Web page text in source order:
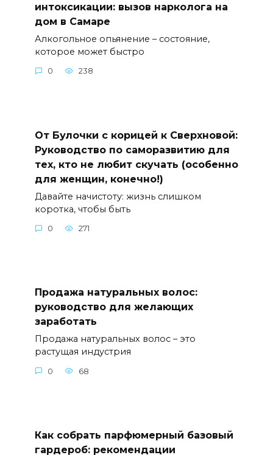
интоксикации: вызов нарколога на
дом в Самаре
Алкогольное опьянение – состояние,
которое может быстро
0 238
От Булочки с корицей к Сверхновой:
Руководство по саморазвитию для
тех, кто не любит скучать (особенно
для женщин, конечно!)
Давайте начистоту: жизнь слишком
коротка, чтобы быть
0 271
Продажа натуральных волос:
руководство для желающих
заработать
Продажа натуральных волос – это
растущая индустрия
0 68
Как собрать парфюмерный базовый
гардероб: рекомендации